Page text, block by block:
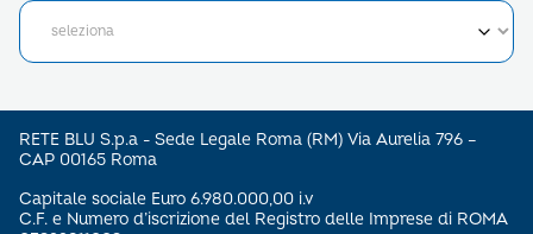
RETE BLU S.p.a - Sede Legale Roma (RM) Via Aurelia 796 –
CAP 00165 Roma
Capitale sociale Euro 6.980.000,00 i.v
C.F. e Numero d’iscrizione del Registro delle Imprese di ROMA